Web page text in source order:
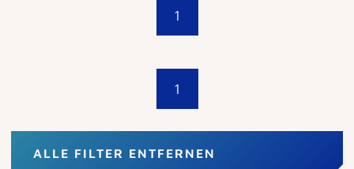
1
1
ALLE FILTER ENTFERNEN